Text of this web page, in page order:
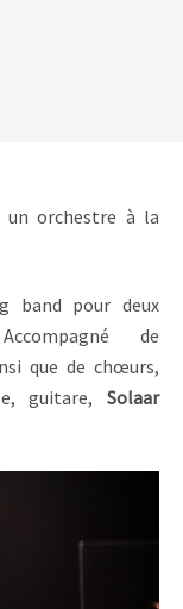
orchestre à la
band pour deux
de
que de chœurs,
guitare, Solaar